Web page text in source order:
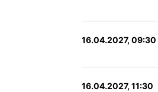
16.04.2027, 09:30
16.04.2027, 11:30